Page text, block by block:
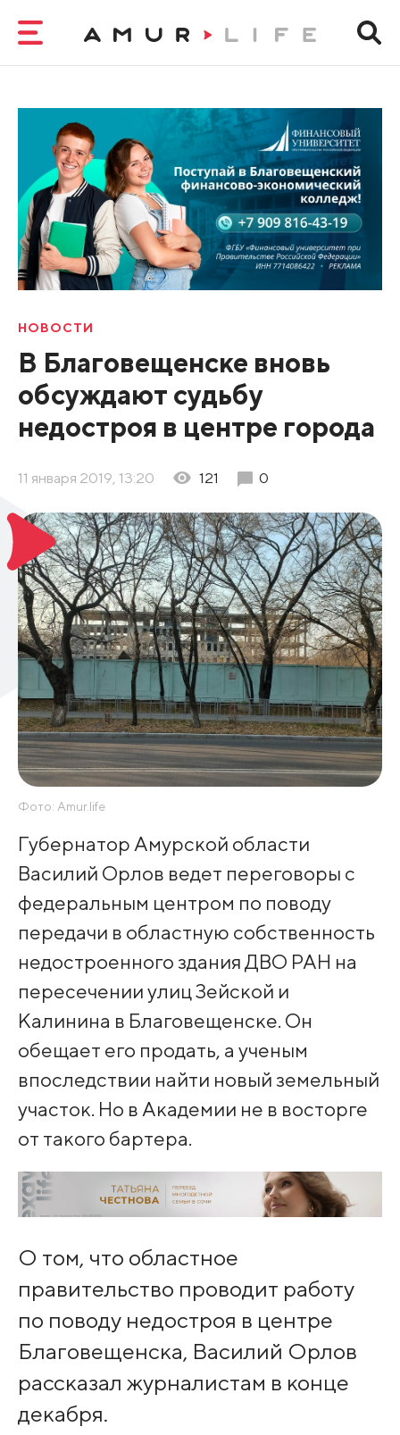
НОВОСТИ
В Благовещенске вновь
обсуждают судьбу
недостроя в центре города
11 января 2019, 13:20 121 0
Фото: Amur.life
Губернатор Амурской области
Василий Орлов ведет переговоры с
федеральным центром по поводу
передачи в областную собственность
недостроенного здания ДВО РАН на
пересечении улиц Зейской и
Калинина в Благовещенске. Он
обещает его продать, а ученым
впоследствии найти новый земельный
участок. Но в Академии не в восторге
от такого бартера.
О том, что областное
правительство проводит работу
по поводу недостроя в центре
Благовещенска, Василий Орлов
рассказал журналистам в конце
декабря.